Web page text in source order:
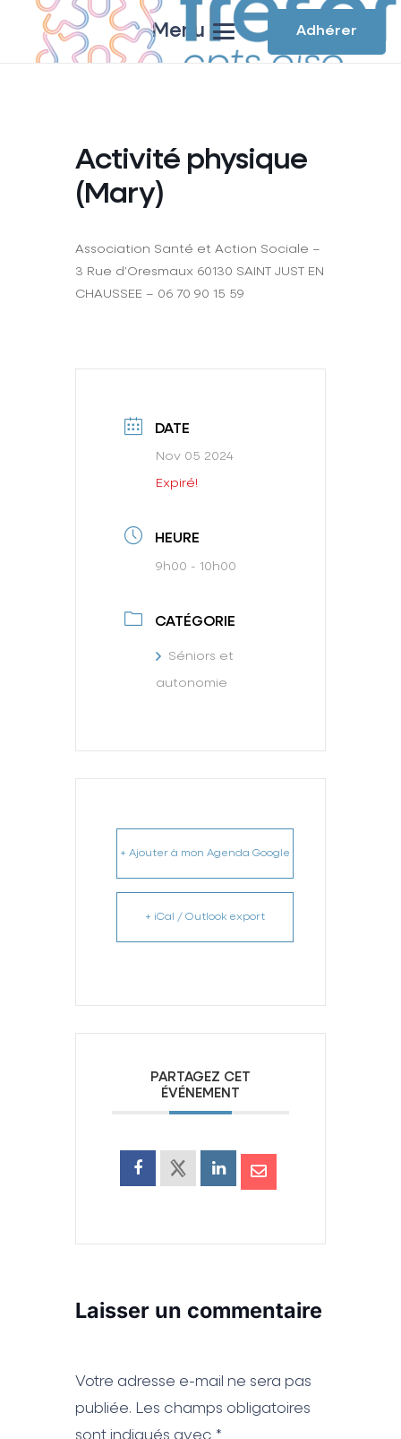
Menu Adhérer
Activité physique
(Mary)
Association Santé et Action Sociale –
3 Rue d’Oresmaux 60130 SAINT JUST EN
CHAUSSEE – 06 70 90 15 59
DATE
Nov 05 2024
Expiré!
HEURE
9h00 - 10h00
CATÉGORIE
Séniors et
autonomie
+ Ajouter à mon Agenda Google
+ iCal / Outlook export
PARTAGEZ CET
ÉVÉNEMENT
Laisser un commentaire
Votre adresse e-mail ne sera pas
publiée. Les champs obligatoires
sont indiqués avec *